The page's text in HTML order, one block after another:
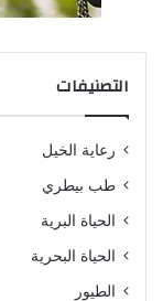
التصنيفات
رعاية الخيل
طب بيطري
الحياة البرية
الحياة البحرية
الطيور